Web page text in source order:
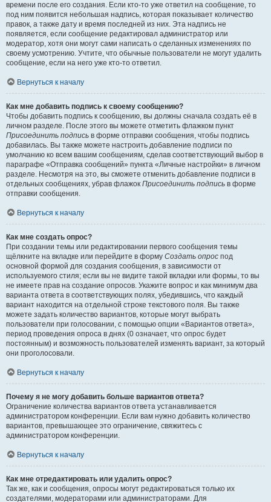
времени после его создания. Если кто-то уже ответил на сообщение, то
под ним появится небольшая надпись, которая показывает количество
правок, а также дату и время последней из них. Эта надпись не
появляется, если сообщение редактировал администратор или
модератор, хотя они могут сами написать о сделанных изменениях по
своему усмотрению. Учтите, что обычные пользователи не могут удалить
сообщение, если на него уже кто-то ответил.
Вернуться к началу
Как мне добавить подпись к своему сообщению?
Чтобы добавить подпись к сообщению, вы должны сначала создать её в
личном разделе. После этого вы можете отметить флажком пункт
Присоединить подпись в форме отправки сообщения, чтобы подпись
добавилась. Вы также можете настроить добавление подписи по
умолчанию ко всем вашим сообщениям, сделав соответствующий выбор в
параграфе «Отправка сообщений» пункта «Личные настройки» в личном
разделе. Несмотря на это, вы сможете отменить добавление подписи в
отдельных сообщениях, убрав флажок Присоединить подпись в форме
отправки сообщения.
Вернуться к началу
Как мне создать опрос?
При создании темы или редактировании первого сообщения темы
щёлкните на вкладке или перейдите в форму Создать опрос под
основной формой для создания сообщения, в зависимости от
используемого стиля; если вы не видите такой вкладки или формы, то вы
не имеете прав на создание опросов. Укажите вопрос и как минимум два
варианта ответа в соответствующих полях, убедившись, что каждый
вариант находится на отдельной строке текстового поля. Вы также
можете задать количество вариантов, которые могут выбрать
пользователи при голосовании, с помощью опции «Вариантов ответа»,
период проведения опроса в днях (0 означает, что опрос будет
постоянным) и возможность пользователей изменять вариант, за который
они проголосовали.
Вернуться к началу
Почему я не могу добавить больше вариантов ответа?
Ограничение количества вариантов ответа устанавливается
администратором конференции. Если вам нужно добавить количество
вариантов, превышающее это ограничение, свяжитесь с
администратором конференции.
Вернуться к началу
Как мне отредактировать или удалить опрос?
Так же, как и сообщения, опросы могут редактироваться только их
создателями, модераторами или администраторами. Для